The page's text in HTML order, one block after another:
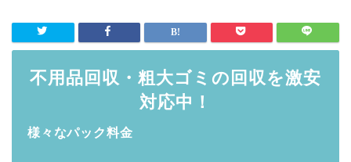
不用品回収・粗大ゴミの回収を激安
対応中！
様々なパック料金